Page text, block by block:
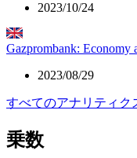
2023/10/24
Gazprombank: Economy
2023/08/29
すべてのアナリティク
乗数